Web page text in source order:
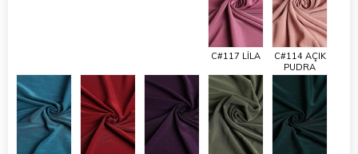
C#117 LİLA
C#114 AÇIK
PUDRA